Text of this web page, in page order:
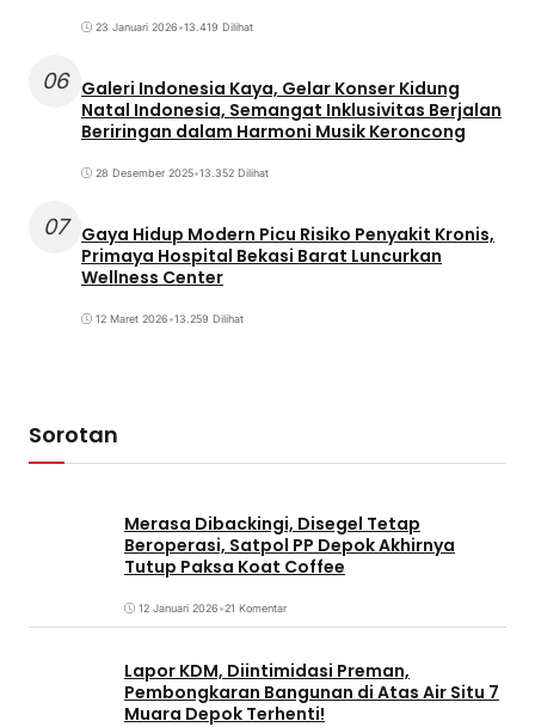
23 Januari 2026•13.419 Dilihat
06 Galeri Indonesia Kaya, Gelar Konser Kidung
Natal Indonesia, Semangat Inklusivitas Berjalan
Beriringan dalam Harmoni Musik Keroncong
28 Desember 2025•13.352 Dilihat
07
Gaya Hidup Modern Picu Risiko Penyakit Kronis,
Primaya Hospital Bekasi Barat Luncurkan
Wellness Center
12 Maret 2026•13.259 Dilihat
Sorotan
Merasa Dibackingi, Disegel Tetap
Beroperasi, Satpol PP Depok Akhirnya
Tutup Paksa Koat Coffee
12 Januari 2026•21 Komentar
Lapor KDM, Diintimidasi Preman,
Pembongkaran Bangunan di Atas Air Situ 7
Muara Depok Terhenti!